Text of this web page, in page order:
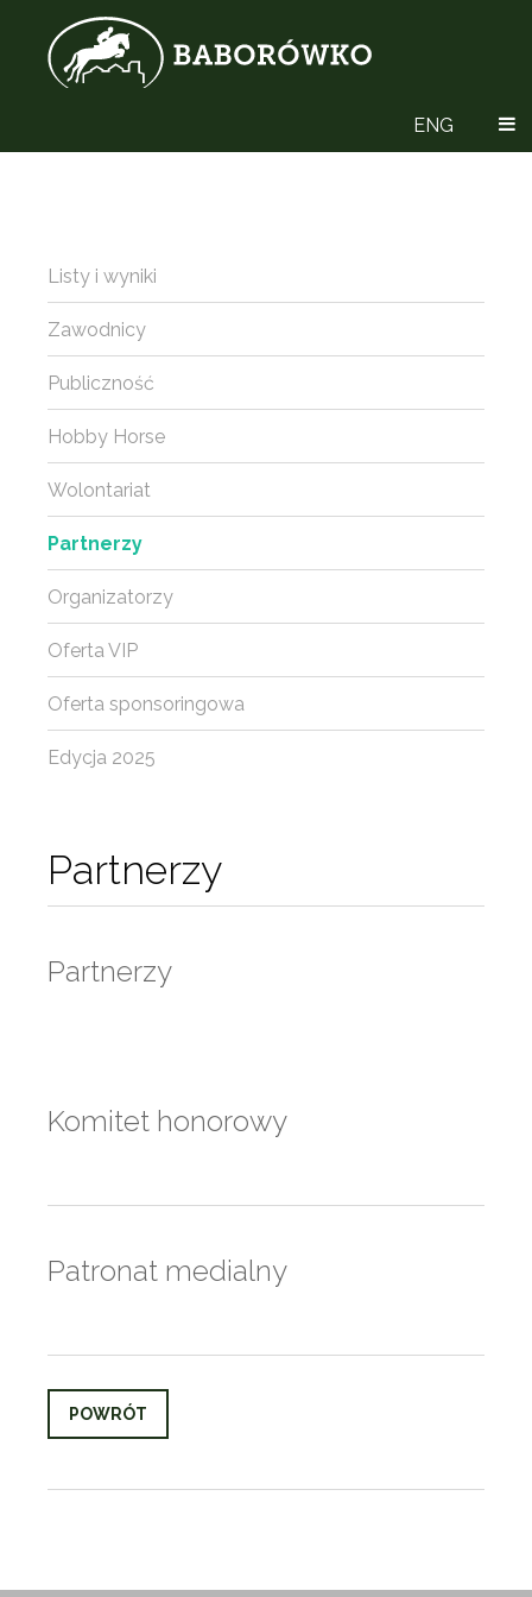
ENG
Partnerzy
Partnerzy
Komitet honorowy
Patronat medialny
POWRÓT
Listy i wyniki
Zawodnicy
Publiczność
Hobby Horse
Wolontariat
Partnerzy
Organizatorzy
Oferta VIP
Oferta sponsoringowa
Edycja 2025